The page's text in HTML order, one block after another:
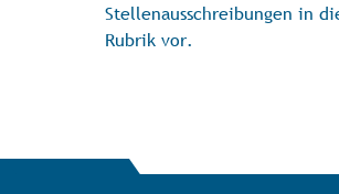
Stellenausschreibungen in
Rubrik vor.